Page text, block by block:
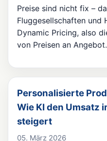
Preise sind nicht fix –
Fluggesellschaften und
Dynamic Pricing, also
von Preisen an
Personalisierte
Wie KI den Umsatz
steigert
05. März 2026